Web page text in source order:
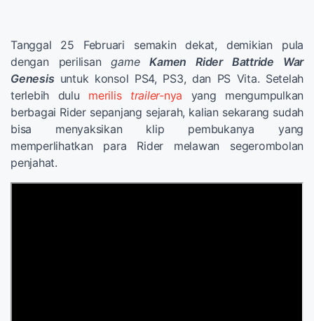
Tanggal 25 Februari semakin dekat, demikian pula
dengan perilisangame
Kamen Rider Battride War
Genesisuntuk konsol PS4, PS3, dan PS Vita. Setelah
terlebih dulu merilis trailer-nya yang mengumpulkan
berbagai Rider sepanjang sejarah, kalian sekarang sudah
bisa menyaksikan klip pembukanya yang
memperlihatkan para Rider melawan segerombolan
penjahat.